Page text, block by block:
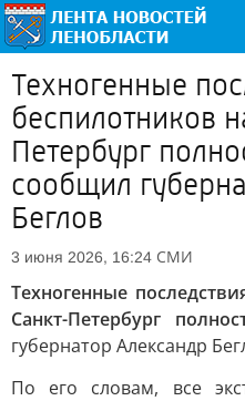
Техногенные
беспилотников
Петербург
сообщил
Беглов
3 июня 2026, 16:24 СМИ
Техногенные
Санкт-Петербург
губернатор Александр
По его словам, все